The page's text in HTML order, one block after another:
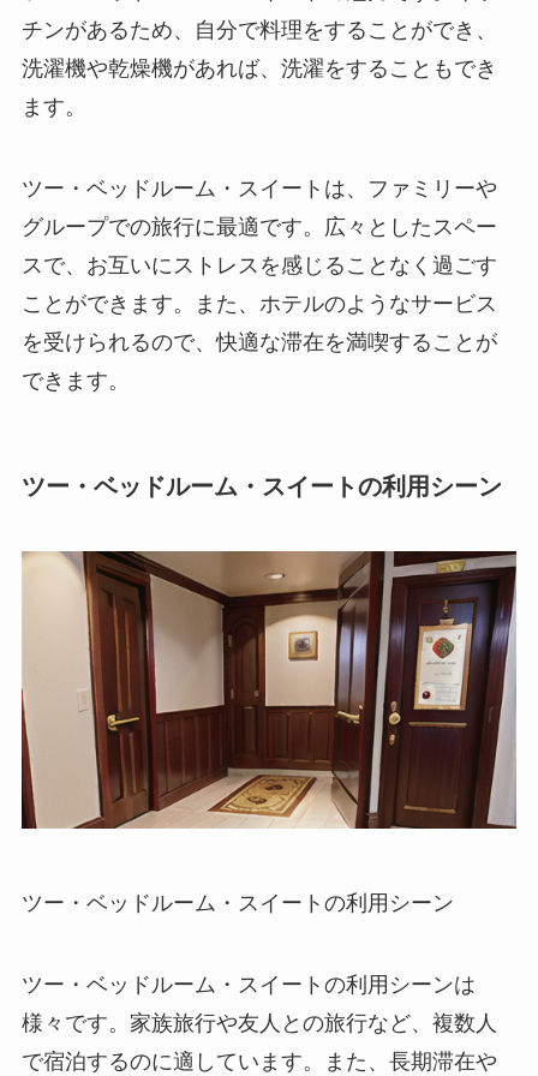
チンがあるため、自分で料理をすることができ、
洗濯機や乾燥機があれば、洗濯をすることもでき
ます。
ツー・ベッドルーム・スイートは、ファミリーや
グループでの旅行に最適です。広々としたスペー
スで、お互いにストレスを感じることなく過ごす
ことができます。また、ホテルのようなサービス
を受けられるので、快適な滞在を満喫することが
できます。
ツー・ベッドルーム・スイートの利用シーン
ツー・ベッドルーム・スイートの利用シーン
ツー・ベッドルーム・スイートの利用シーンは
様々です。 家族旅行や友人との旅行など、複数人
で宿泊するのに適しています。
また、 長期滞在や